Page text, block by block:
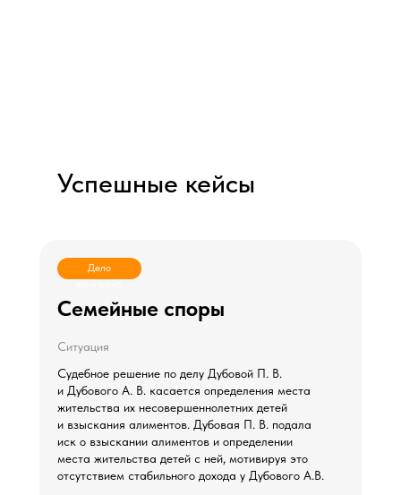
Успешные кейсы
Дело
выиграно
Семейные споры
Ситуация
Судебное решение по делу Дубовой П. В.
и Дубового А. В. касается определения места
жительства их несовершеннолетних детей
и взыскания алиментов. Дубовая П. В. подала
иск о взыскании алиментов и определении
места жительства детей с ней, мотивируя это
отсутствием стабильного дохода у Дубового А.В.